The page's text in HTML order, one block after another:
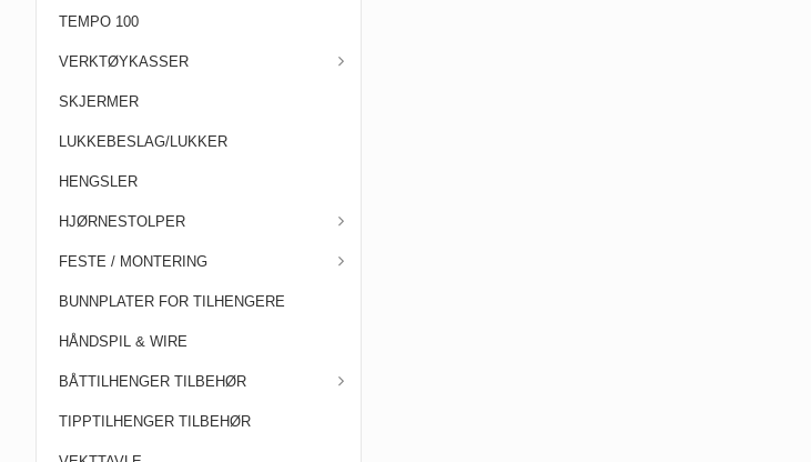
TEMPO 100
VERKTØYKASSER
SKJERMER
LUKKEBESLAG/LUKKER
HENGSLER
HJØRNESTOLPER
FESTE / MONTERING
BUNNPLATER FOR TILHENGERE
HÅNDSPIL & WIRE
BÅTTILHENGER TILBEHØR
TIPPTILHENGER TILBEHØR